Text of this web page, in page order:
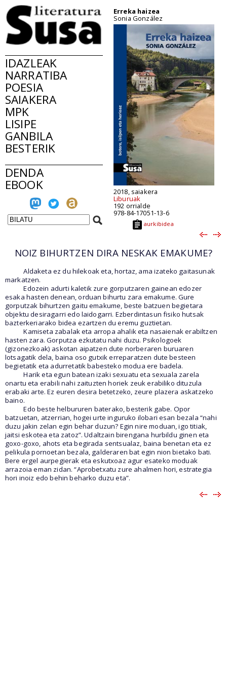
IDAZLEAK
NARRATIBA
POESIA
SAIAKERA
MPK
LISIPE
GANBILA
BESTERIK
DENDA
EBOOK
Erreka haizea
Sonia González
2018, saiakera
Liburuak
192 orrialde
978-84-17051-13-6
aurkibidea
NOIZ BIHURTZEN DIRA NESKAK EMAKUME?
Aldaketa ez du hilekoak eta, hortaz, ama izateko gaitasunak
markatzen.
Edozein adurti kaletik zure gorputzaren gainean edozer
esaka hasten denean, orduan bihurtu zara emakume. Gure
gorputzak bihurtzen gaitu emakume, beste batzuen begietara
objektu desiragarri edo laidogarri. Ezberdintasun fisiko hutsak
bazterkeriarako bidea ezartzen du eremu guztietan.
Kamiseta zabalak eta arropa ahalik eta nasaienak erabiltzen
hasten zara. Gorputza ezkutatu nahi duzu. Psikologoek
(gizonezkoak) askotan aipatzen dute norberaren buruaren
lotsagatik dela, baina oso gutxik erreparatzen dute besteen
begietatik eta adurretatik babesteko modua ere badela.
Harik eta egun batean izaki sexuatu eta sexuala zarela
onartu eta erabili nahi zaituzten horiek zeuk erabiliko dituzula
erabaki arte. Ez euren desira betetzeko, zeure plazera askatzeko
baino.
Edo beste helbururen baterako, besterik gabe. Opor
batzuetan, atzerrian, hogei urte inguruko ilobari esan bezala “nahi
duzu jakin zelan egin behar duzun? Egin nire moduan, igo titiak,
jaitsi eskotea eta zatoz”. Udaltzain birengana hurbildu ginen eta
goxo-goxo, ahots eta begirada sentsualaz, baina benetan eta ez
pelikula pornoetan bezala, galderaren bat egin nion bietako bati.
Bere ergel aurpegierak eta eskutxoaz agur esateko moduak
arrazoia eman zidan. “Aprobetxatu zure ahalmen hori, estrategia
hori inoiz edo behin beharko duzu eta”.